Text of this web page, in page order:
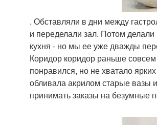
. Обставляли в дни между
и переделали зал. Потом делали
кухня - но мы ее уже дважды
Коридор коридор раньше
понравился, но не хватало
обливала акрилом старые вазы
принимать заказы на безумные